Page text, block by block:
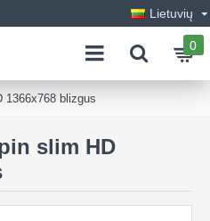
Lietuvių
0
1366x768 blizgus
slim HD